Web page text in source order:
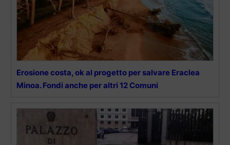
Erosione costa, ok al progetto per salvare Eraclea
Minoa. Fondi anche per altri 12 Comuni